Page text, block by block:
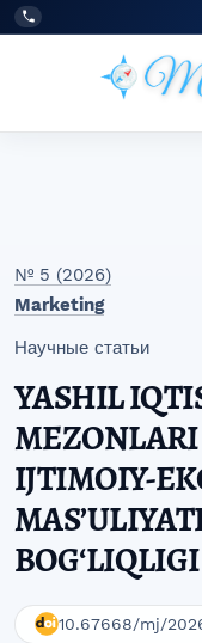
Перейти к главному
Перейти к
Перейти к нижнему
Tel:
+998977838464
№ 5 (2026)
Marketing
Научные статьи
YASHIL
IJTIMOIY-
BOGʻLIQLIGI
10.67668/mj/